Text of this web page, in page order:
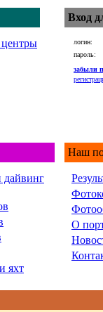
Вход
логин:
пароль:
забыли
дайвинг
яхт
Наш
О